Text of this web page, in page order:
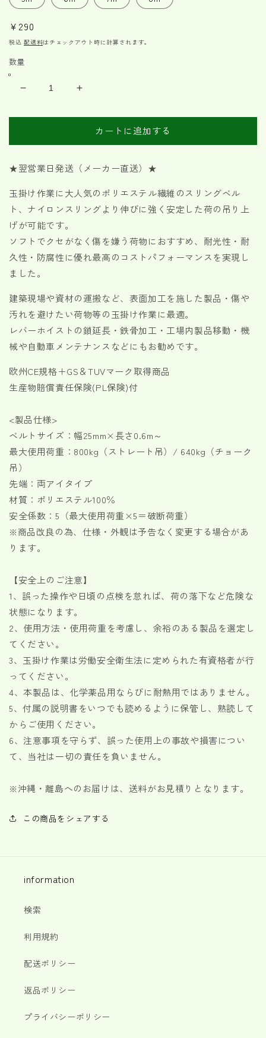
通
常
格
¥290
税込配送料はチェックアウト時に計算されます。
数量
ル
リ
グ
E
型
使
用
荷
重
幅
25mm
各
種
数
量
減
ら
CE
ル
リ
グ
E
用
荷
幅
25mm
各
種
数
量
や
す
カートに追加する
★翌営業日発送（メーカー直送）★
玉掛け作業に大人気のポリエステル繊維のスリングベル
ト、ナイロンスリングより伸びに強く安定した荷の吊り上
げが可能です。
ソフトでクセがなく傷を嫌う荷物におすすめ、耐光性・耐
久性・防腐性に優れ最高のコストパフォーマンスを実現し
ました。
建築現場や資材の運搬など、表面加工を施した製品・傷や
汚れを避けたい荷物等の玉掛け作業に最適。
レバーホイストの鎖延長・鉄骨加工・工場内製品移動・機
械や自動車メンテナンスなどにもお勧めです。
欧州CE規格＋GS＆TUVマーク取得商品
生産物賠償責任保険(PL保険)付
<製品仕様>
ベルトサイズ：幅25mm×長さ0.6m～
最大使用荷重：800kg（ストレート吊）/ 640kg（チョーク
吊）
先端：両アイタイプ
材質：ポリエステル100％
安全係数：5（最大使用荷重×5＝破断荷重）
※商品改良の為、仕様・外観は予告なく変更する場合があ
ります。
【安全上のご注意】
1、誤った操作や日頃の点検を怠れば、荷の落下など危険な
状態になります。
2、使用方法・使用荷重を考慮し、余裕のある製品を選定し
てください。
3、玉掛け作業は労働安全衛生法に定められた有資格者が行
ってください。
4、本製品は、化学薬品用ならびに耐熱用ではありません。
5、付属の説明書をいつでも読めるように保管し、熟読して
からご使用ください。
6、注意事項を守らず、誤った使用上の事故や損害につい
て、当社は一切の責任を負いません。
※沖縄・離島へのお届けは、送料がお見積りとなります。
この商品をシェアする
information
検索
利用規約
配送ポリシー
返品ポリシー
プライバシーポリシー